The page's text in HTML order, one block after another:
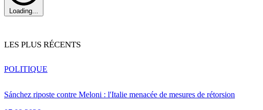
Loading...
LES PLUS RÉCENTS
Sánchez riposte contre Meloni : l'Italie menacée de mesures de rétorsion
POLITIQUE